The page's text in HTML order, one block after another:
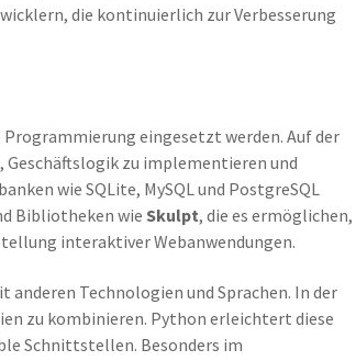
die kontinuierlich zur Verbesserung
Programmierung eingesetzt werden. Auf der
Geschäftslogik zu implementieren und
wie SQLite, MySQL und PostgreSQL
Bibliotheken wie Skulpt, die es ermöglichen,
interaktiver Webanwendungen.
Technologien und Sprachen. In der
zu kombinieren. Python erleichtert diese
Schnittstellen. Besonders im